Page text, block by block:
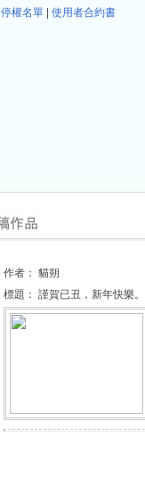
停權名單
使用者合約書
作者： 貓朔
標題： 謹賀已丑，新年快樂。